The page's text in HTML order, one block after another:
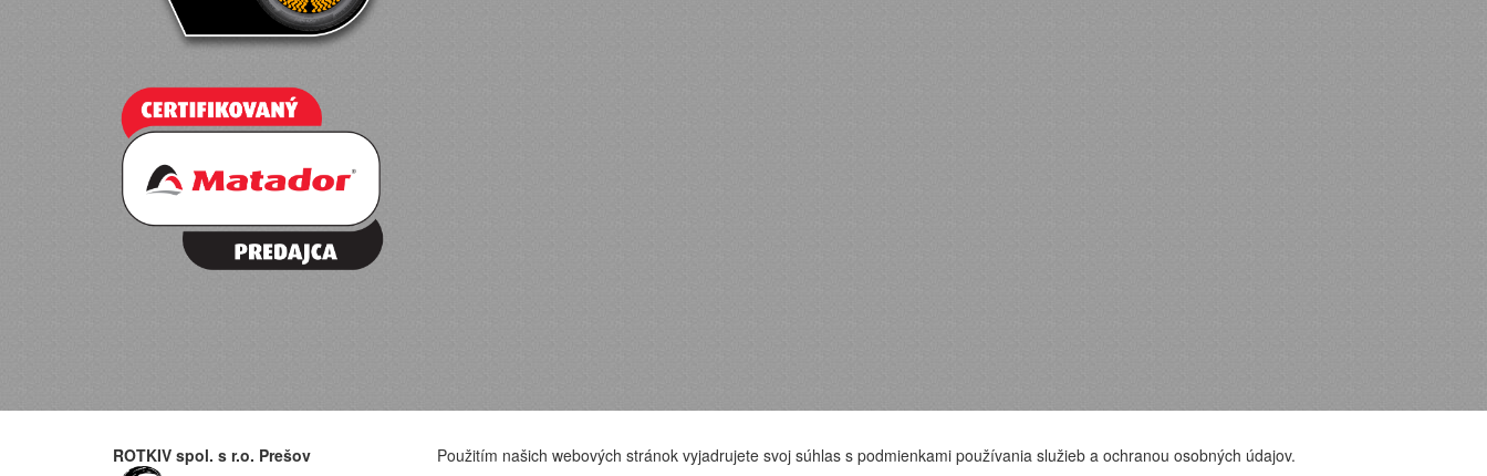
ROTKIV spol. s r.o. Prešov Použitím našich webových stránok vyjadrujete svoj súhlas s podmienkami používania služieb a ochranou osobných údajov.